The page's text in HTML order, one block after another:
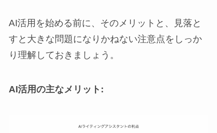
AI活用を始める前に、そのメリットと、見落と
すと大きな問題になりかねない注意点をしっか
り理解しておきましょう。
AI活用の主なメリット: